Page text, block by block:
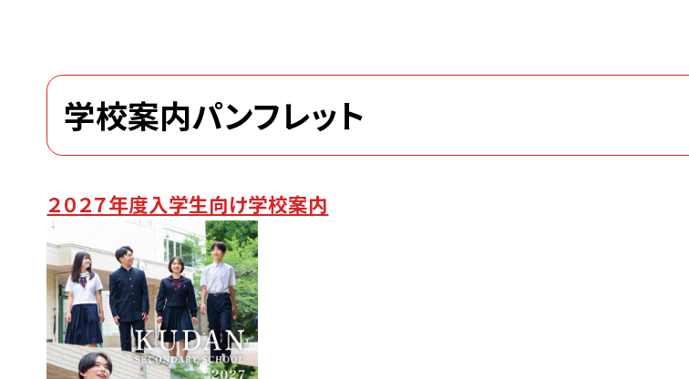
学校案内パンフレット
２０２７年度入学生向け学校案内